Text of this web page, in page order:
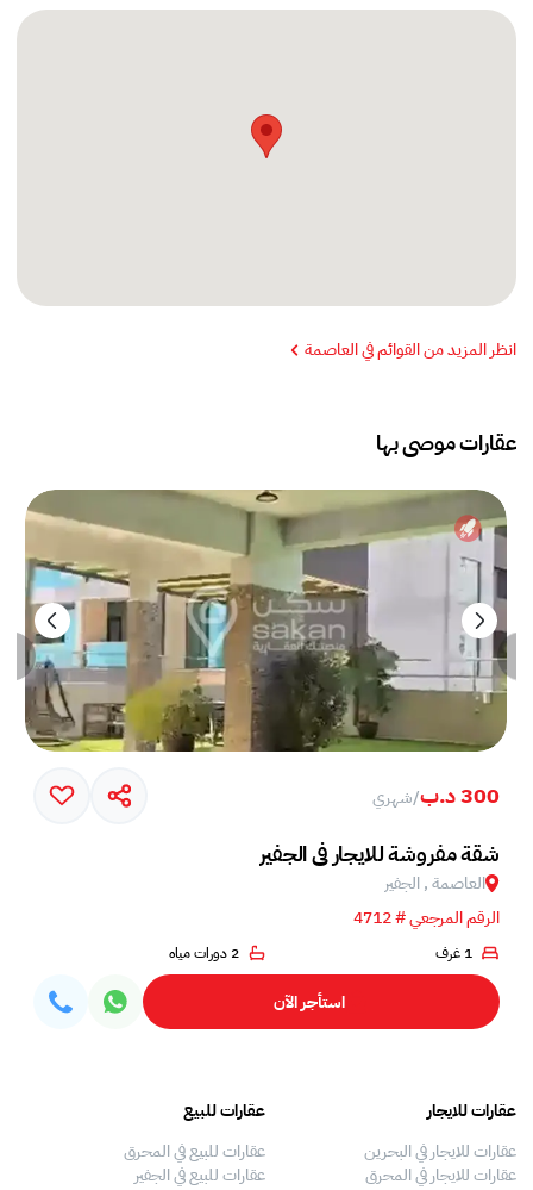
انظر المزيد من القوائم في العاصمة
عقارات موصى بها
300 د.ب /شهري
شقة مفروشة للايجار في الجفير
العاصمة , الجفير
الرقم المرجعي # 4712
1 غرف 2 دورات مياه
استأجر الآن
عقارات للايجار
عقارات للايجار في البحرين
عقارات للايجار في المحرق
عقارات للبيع
عقارات للبيع في المحرق
عقارات للبيع في الجفير